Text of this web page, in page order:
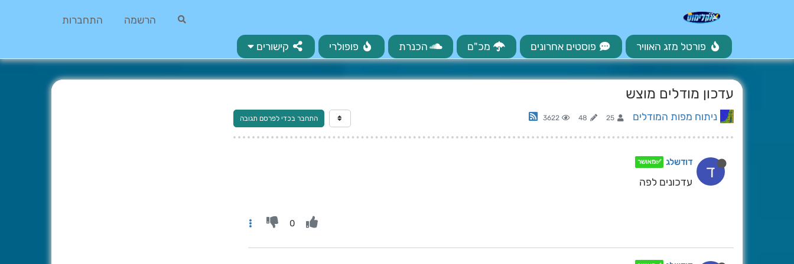
הרשמה התחברות
פורטל מזג האוויר פוסטים אחרונים מכ"ם הכנרת פופולרי קישורים
עדכון מודלים מוצש
ניתוח מפות המודלים 25
48
3622 התחבר בכדי לפרסם תגובה
ד דודשלג ✅מאושר
עדכונים לפה
0